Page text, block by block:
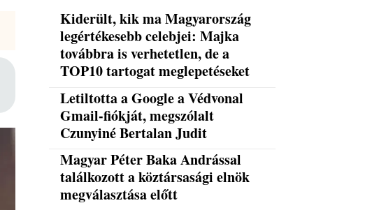
Kiderült, kik ma Magyarország
legértékesebb celebjei: Majka
továbbra is verhetetlen, de a
TOP10 tartogat meglepetéseket
Letiltotta a Google a Védvonal
Gmail-fiókját, megszólalt
Czunyiné Bertalan Judit
Magyar Péter Baka Andrással
találkozott a köztársasági elnök
megválasztása előtt